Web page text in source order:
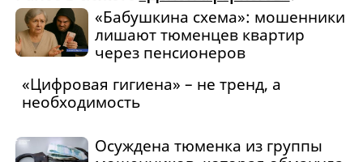
«Бабушкина схема»: мошенники
лишают тюменцев квартир
через пенсионеров
«Цифровая гигиена» – не тренд, а
необходимость
Осуждена тюменка из группы